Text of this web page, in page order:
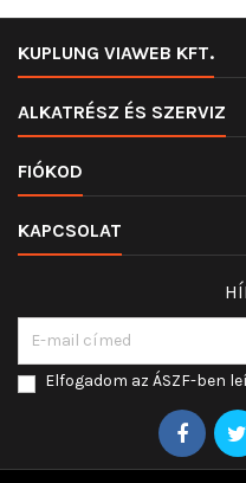
KUPLUNG VIAWEB KFT.
ALKATRÉSZ ÉS SZERVIZ
FIÓKOD
KAPCSOLAT
Elfogadom az ÁSZF-ben